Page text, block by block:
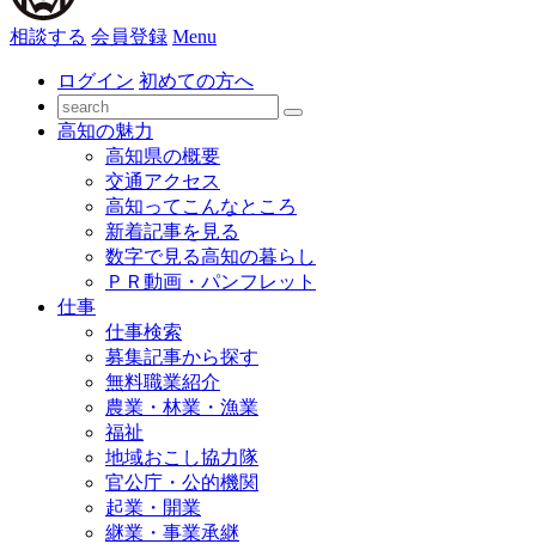
相談する 会員登録 Menu
ログイン 初めての方へ
高知の魅力
高知県の概要
交通アクセス
高知ってこんなところ
新着記事を見る
数字で見る高知の暮らし
ＰＲ動画・パンフレット
仕事
仕事検索
募集記事から探す
無料職業紹介
農業・林業・漁業
福祉
地域おこし協力隊
官公庁・公的機関
起業・開業
継業・事業承継